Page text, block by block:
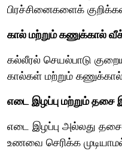
பிரச்சினைகளைக்
கால் மற்றும் கணுக்கால்
கல்லீரல் செயல்பாடு
கால்கள் மற்றும்
எடை இழப்பு மற்றும் தசை
எடை இழப்பு அல்லது
உணவை செரிக்க